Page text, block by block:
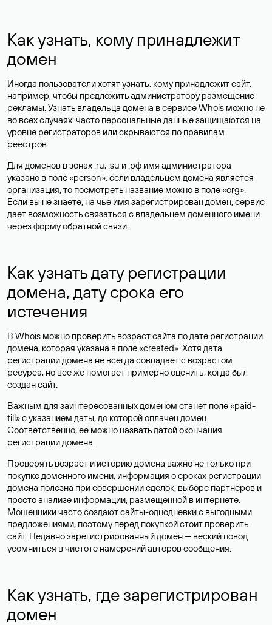
Как узнать, кому принадлежит
домен
Иногда пользователи хотят узнать, кому принадлежит сайт,
например, чтобы предложить администратору размещение
рекламы. Узнать владельца домена в сервисе Whois можно не
во всех случаях: часто персональные данныезащищаются на
уровне регистраторов или скрываются по правилам
реестров.
Для доменов в зонах .ru, .su и .рф имя администратора
указано в поле «person», если владельцем домена является
организация, то посмотреть название можно в поле «org».
Если вы не знаете, на чье имя зарегистрирован домен, сервис
дает возможность связаться с владельцем доменного имени
через форму обратной связи.
Как узнать дату регистрации
домена, дату срока его
истечения
В Whois можно проверить возраст сайта по дате регистрации
домена, которая указана в поле «created». Хотя дата
регистрации домена не всегда совпадает с возрастом
ресурса, но все же помогает примерно оценить, когда был
создан сайт.
Важным для заинтересованных доменом станет поле «paid-
till» с указанием даты, до которой оплачен домен.
Соответственно, ее можно назвать датой окончания
регистрации домена.
Проверять возраст и историю домена важно не только при
покупке доменного имени, информация о сроках регистрации
домена полезна при совершении сделок, выборе партнеров и
просто анализе информации, размещенной в интернете.
Мошенники часто создают сайты-однодневки с выгодными
предложениями, поэтому перед покупкой стоит проверить
сайт. Недавно зарегистрированный домен — веский повод
усомниться в чистоте намерений авторов сообщения.
Как узнать, где зарегистрирован
домен